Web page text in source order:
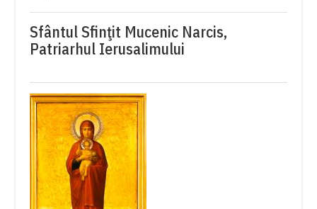
Sfântul Sfinţit Mucenic Narcis,
Patriarhul Ierusalimului